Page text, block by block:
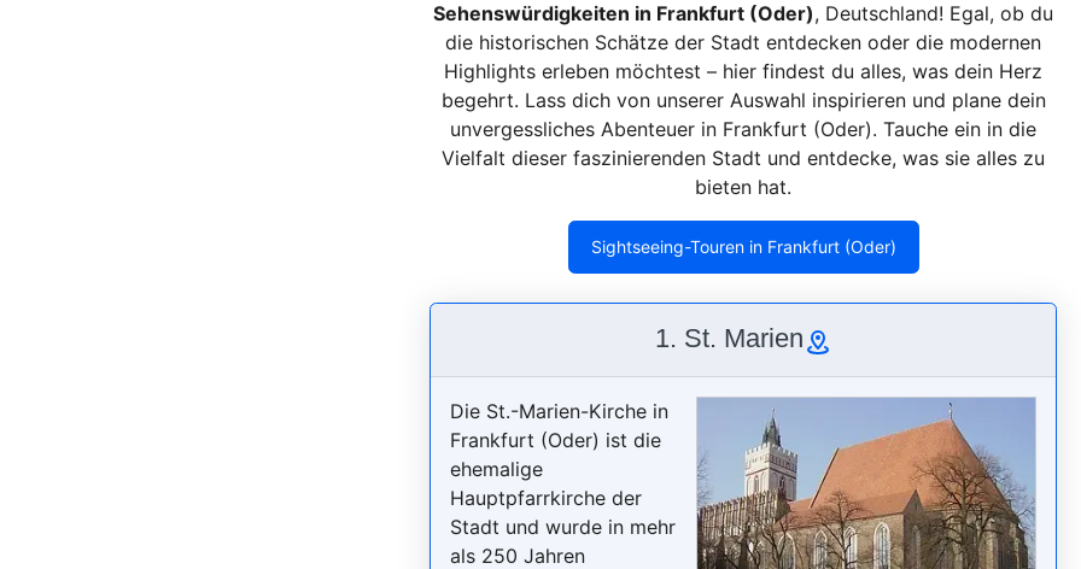
Sehenswürdigkeiten in Frankfurt (Oder), Deutschland! Egal, ob du
die historischen Schätze der Stadt entdecken oder die modernen
Highlights erleben möchtest – hier findest du alles, was dein Herz
begehrt. Lass dich von unserer Auswahl inspirieren und plane dein
unvergessliches Abenteuer in Frankfurt (Oder). Tauche ein in die
Vielfalt dieser faszinierenden Stadt und entdecke, was sie alles zu
bieten hat.
Sightseeing-Touren in Frankfurt (Oder)
1. St. Marien
Die St.-Marien-Kirche in
Frankfurt (Oder) ist die
ehemalige
Hauptpfarrkirche der
Stadt und wurde in mehr
als 250 Jahren